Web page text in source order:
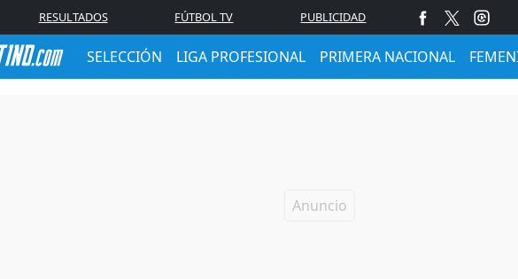
RESULTADOS FÚTBOL TV PUBLICIDAD
SELECCIÓN LIGA PROFESIONAL PRIMERA NACIONAL